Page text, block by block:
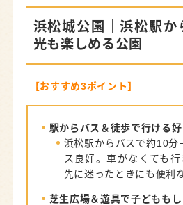
浜松城公園
｜浜松駅
光も楽しめる公園
【おすすめ3ポイント】
駅からバス＆徒歩で行ける好
浜松駅からバスで約10分
ス良好。車がなくても
先に迷ったときにも便利
芝生広場＆遊具で子どもも